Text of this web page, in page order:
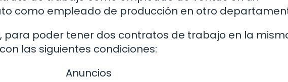
como empleado de producción en otro
para poder tener dos contratos de trabajo en la
las siguientes condiciones:
Anuncios